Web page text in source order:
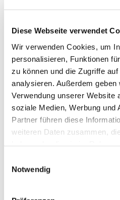
Diese Webseite verwendet
Wir verwenden Cookies, um
personalisieren, Funktionen
zu können und die Zugriffe
analysieren. Außerdem
Verwendung unserer Website
soziale Medien, Werbung und
Partner führen diese
weiteren Daten zusammen,
Notwendig
Kirche Mariä
Zossen